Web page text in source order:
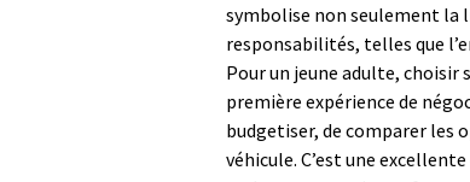
symbolise non seulement la
responsabilités, telles que
Pour un jeune adulte,
première expérience de
budgetiser, de comparer les
véhicule. C’est une